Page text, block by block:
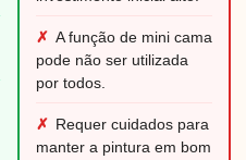
✗ A função de mini cama
pode não ser utilizada
por todos.
✗ Requer cuidados para
manter a pintura em bom